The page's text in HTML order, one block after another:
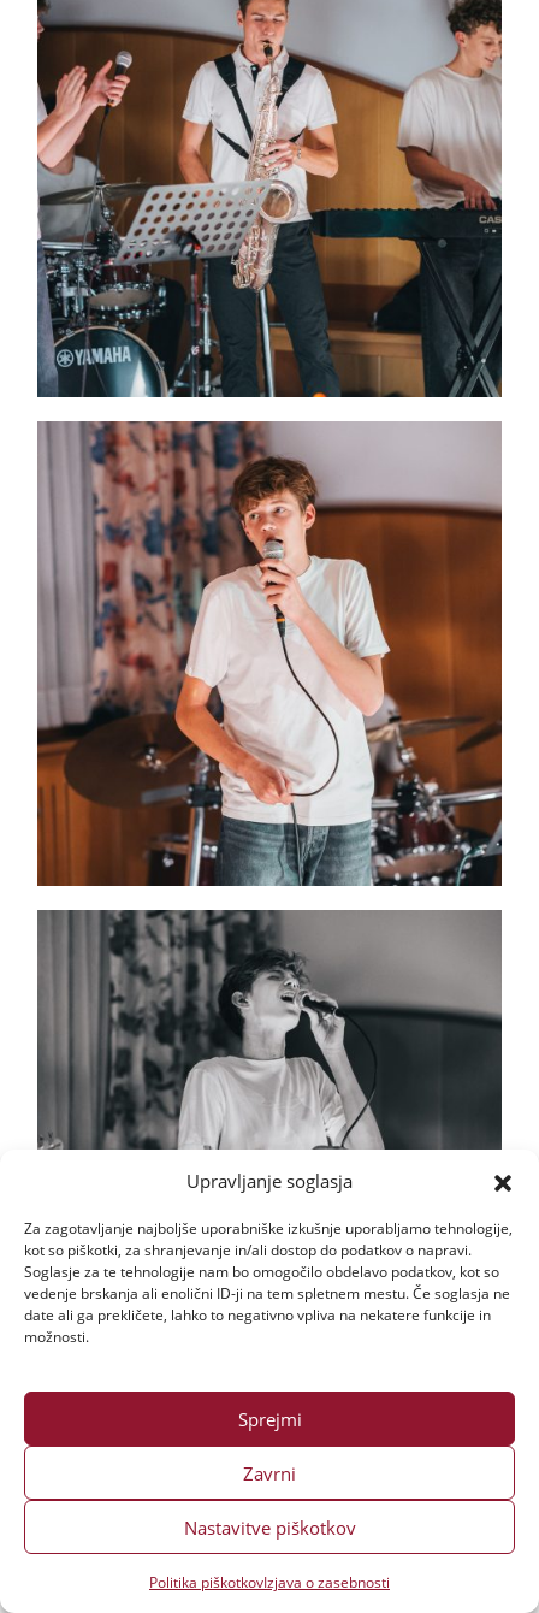
Upravljanje soglasja
Za zagotavljanje najboljše uporabniške izkušnje uporabljamo tehnologije,
kot so piškotki, za shranjevanje in/ali dostop do podatkov o napravi.
Soglasje za te tehnologije nam bo omogočilo obdelavo podatkov, kot so
vedenje brskanja ali enolični ID-ji na tem spletnem mestu. Če soglasja ne
date ali ga prekličete, lahko to negativno vpliva na nekatere funkcije in
možnosti.
Sprejmi
Zavrni
Nastavitve piškotkov
Politika piškotkovIzjava o zasebnosti